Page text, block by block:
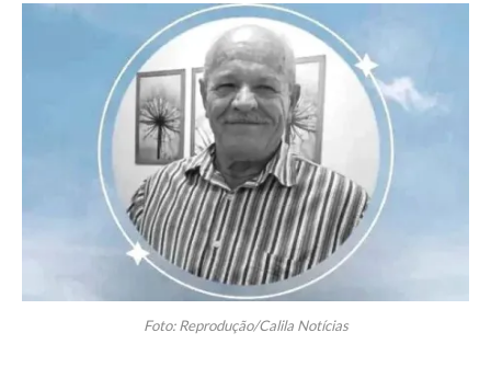
Foto: Reprodução/Calila Notícias